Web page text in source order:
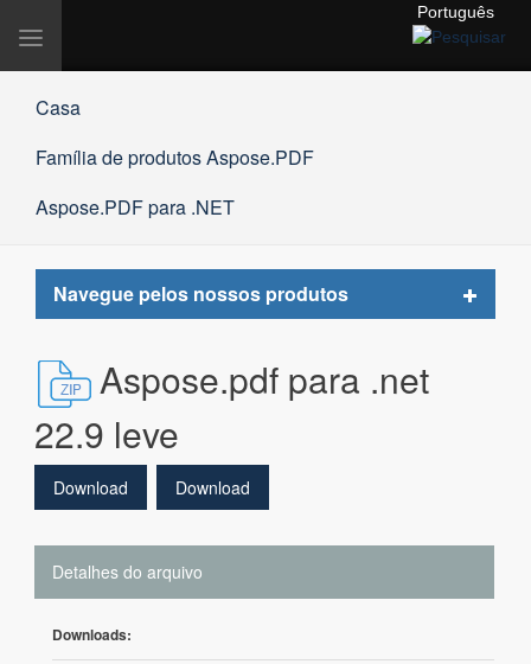
Alternar
Português
Casa
Família de produtos Aspose.PDF
Aspose.PDF para .NET
Navegue pelos nossos produtos
Toggle
Aspose.pdf para .net
22.9 leve
Download Download
Detalhes do arquivo
Downloads: